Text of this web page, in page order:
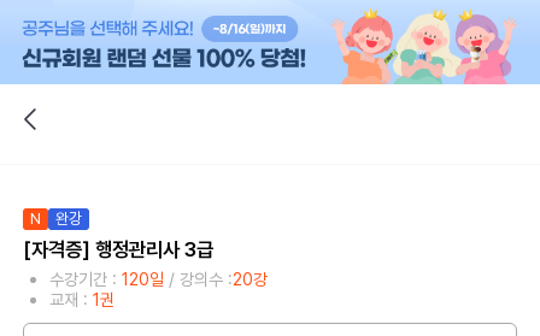
N 완강
[자격증] 행정관리사 3급
수강기간 : 120일 / 강의수 :20강
교재 : 1권